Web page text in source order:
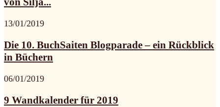
13/01/2019
Die 10. BuchSaiten Blogparade – ein Rückblick
in Büchern
06/01/2019
9 Wandkalender für 2019